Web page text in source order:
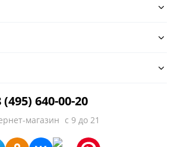
(495) 640-00-20
магазин с 9 до 21